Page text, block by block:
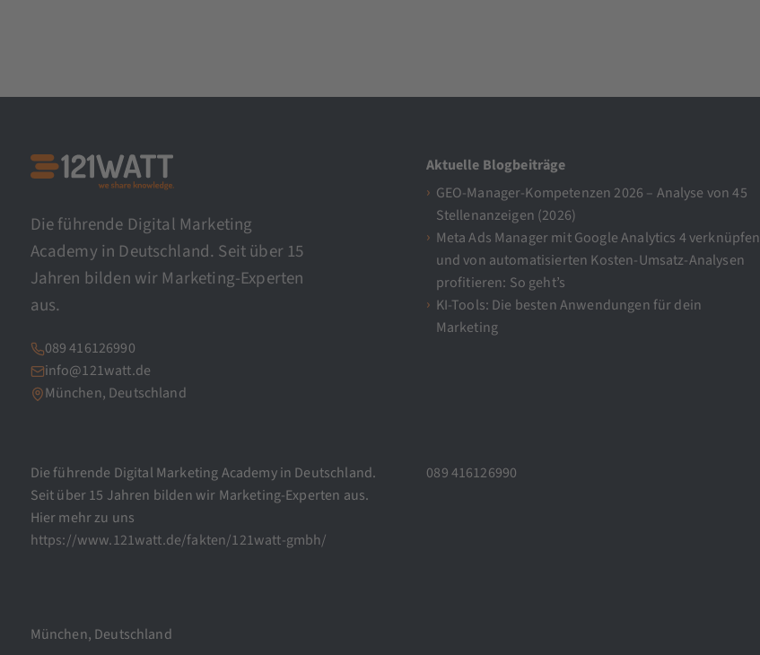
Die führende Digital Marketing
Academy in Deutschland. Seit über 15
Jahren bilden wir Marketing-Experten
aus.
089 416126990
info@121watt.de
München, Deutschland
Aktuelle Blogbeiträge
GEO-Manager-Kompetenzen 2026 – Analyse von 45
Stellenanzeigen (2026)
Meta Ads Manager mit Google Analytics 4 verknüpfen
und von automatisierten Kosten-Umsatz-Analysen
profitieren: So geht’s
KI-Tools: Die besten Anwendungen für dein
Marketing
Die führende Digital Marketing Academy in Deutschland.
Seit über 15 Jahren bilden wir Marketing-Experten aus.
Hier mehr zu uns
https://www.121watt.de/fakten/121watt-gmbh/
089 416126990
München, Deutschland